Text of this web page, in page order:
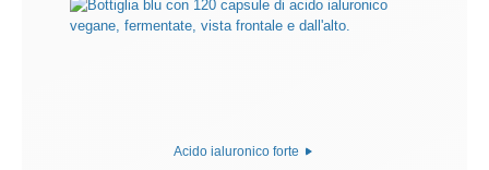
Acido ialuronico forte